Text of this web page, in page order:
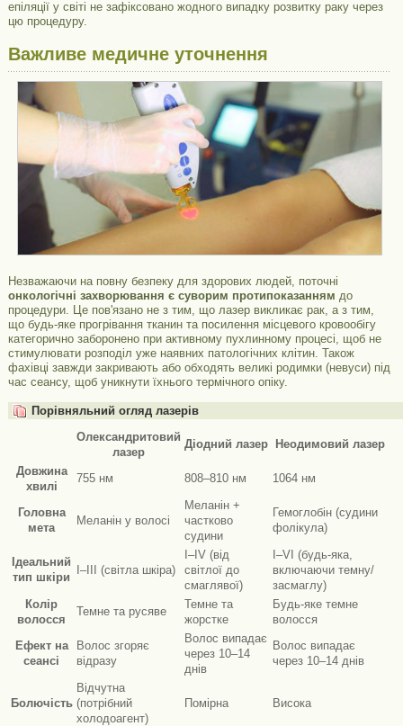
епіляції у світі не зафіксовано жодного випадку розвитку раку через
цю процедуру.
Важливе медичне уточнення
Незважаючи на повну безпеку для здорових людей, поточні
онкологічні захворювання є суворим протипоказанням до
процедури. Це пов'язано не з тим, що лазер викликає рак, а з тим,
що будь-яке прогрівання тканин та посилення місцевого кровообігу
категорично заборонено при активному пухлинному процесі, щоб не
стимулювати розподіл уже наявних патологічних клітин. Також
фахівці завжди закривають або обходять великі родимки (невуси) під
час сеансу, щоб уникнути їхнього термічного опіку.
Порівняльний огляд лазерів
Олександритовий
лазер
Діодний лазер
Неодимовий лазер
Довжина
хвилі
755 нм 808–810 нм 1064 нм
Головна
мета
Меланін у волосі
Меланін +
частково
судини
Гемоглобін (судини
фолікула)
Ідеальний
тип шкіри
I–III (світла шкіра)
I–IV (від
світлої до
смаглявої)
I–VI (будь-яка,
включаючи темну/
засмаглу)
Колір
волосся
Темне та русяве
Темне та
жорстке
Будь-яке темне
волосся
Ефект на
сеансі
Волос згоряє
відразу
Волос випадає
через 10–14
днів
Волос випадає
через 10–14 днів
Болючість
Відчутна
(потрібний
холодоагент)
Помірна Висока